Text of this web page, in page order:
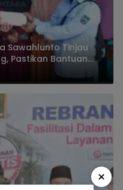
Sawahlunto Tinjau
Pastikan Bantuan
×